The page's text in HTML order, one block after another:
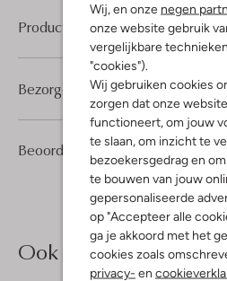
Wij, en onze negen
onze website gebruik
vergelijkbare
"cookies").
Wij gebruiken cookies
zorgen dat onze
functioneert, om jouw
te slaan, om inzicht te
bezoekersgedrag en
te bouwen van jouw
gepersonaliseerde
op "Accepteer alle
ga je akkoord met het
cookies zoals
privacy- en
Product informatie
Beoordelingen (1) 1
4
Sterren
Bezorgen & retourneren
Ook iets voor jou?